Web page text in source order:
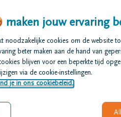
Overlijdensberichten
maken jouw ervaring
noodzakelijke cookies om de website
beter maken aan de hand van
blijven voor een beperkte tijd
via de cookie-instellingen.
je in ons cookiebeleid.